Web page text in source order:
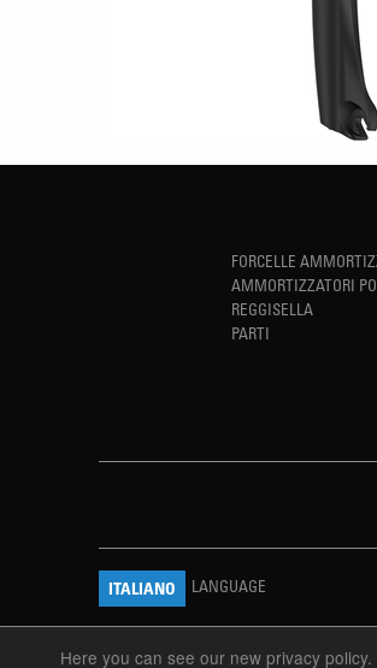
Here you can see our new privacy policy.
FORCELLE
AMMORTIZZATORI
REGGISELLA
PARTI
ITALIANO LANGUAGE